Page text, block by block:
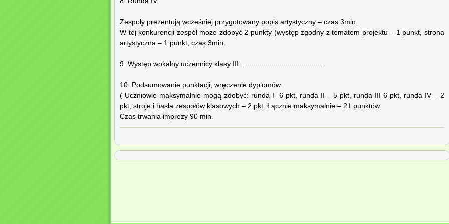
Zespoły prezentują wcześniej przygotowany popis artystyczny – czas 3min.
W tej konkurencji zespół może zdobyć 2 punkty (występ zgodny z tematem projektu – 1 punkt, strona
artystyczna – 1 punkt, czas 3min.
9. Występ wokalny uczennicy klasy III: ........................................
10. Podsumowanie punktacji, wręczenie dyplomów.
( Uczniowie maksymalnie mogą zdobyć: runda I- 6 pkt, runda II – 5 pkt, runda III 6 pkt, runda IV – 2
pkt, stroje i hasła zespołów klasowych – 2 pkt. Łącznie maksymalnie – 21 punktów.
Czas trwania imprezy 90 min.